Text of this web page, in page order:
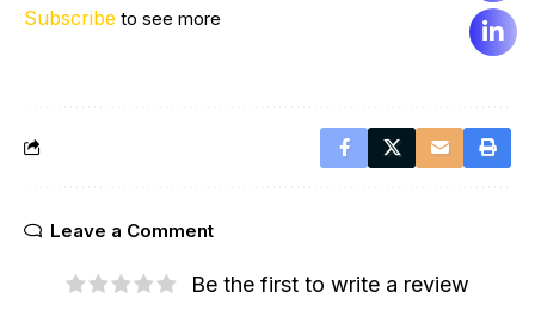
Subscribe to see more
Leave a Comment
Be the first to write a review